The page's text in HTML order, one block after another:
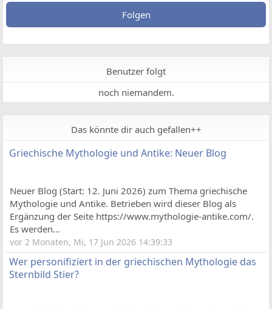
Folgen
Benutzer folgt
noch niemandem.
Das könnte dir auch gefallen++
Griechische Mythologie und Antike: Neuer Blog
Neuer Blog (Start: 12. Juni 2026) zum Thema griechische
Mythologie und Antike. Betrieben wird dieser Blog als
Ergänzung der Seite https://www.mythologie-antike.com/.
Es werden...
vor 2 Monaten, Mi, 17 Jun 2026 14:39:33
Wer personifiziert in der griechischen Mythologie das
Sternbild Stier?